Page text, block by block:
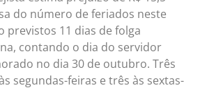
do número de feriados neste
previstos 11 dias de folga
contando o dia do servidor
no dia 30 de outubro. Três
segundas-feiras e três às sextas-